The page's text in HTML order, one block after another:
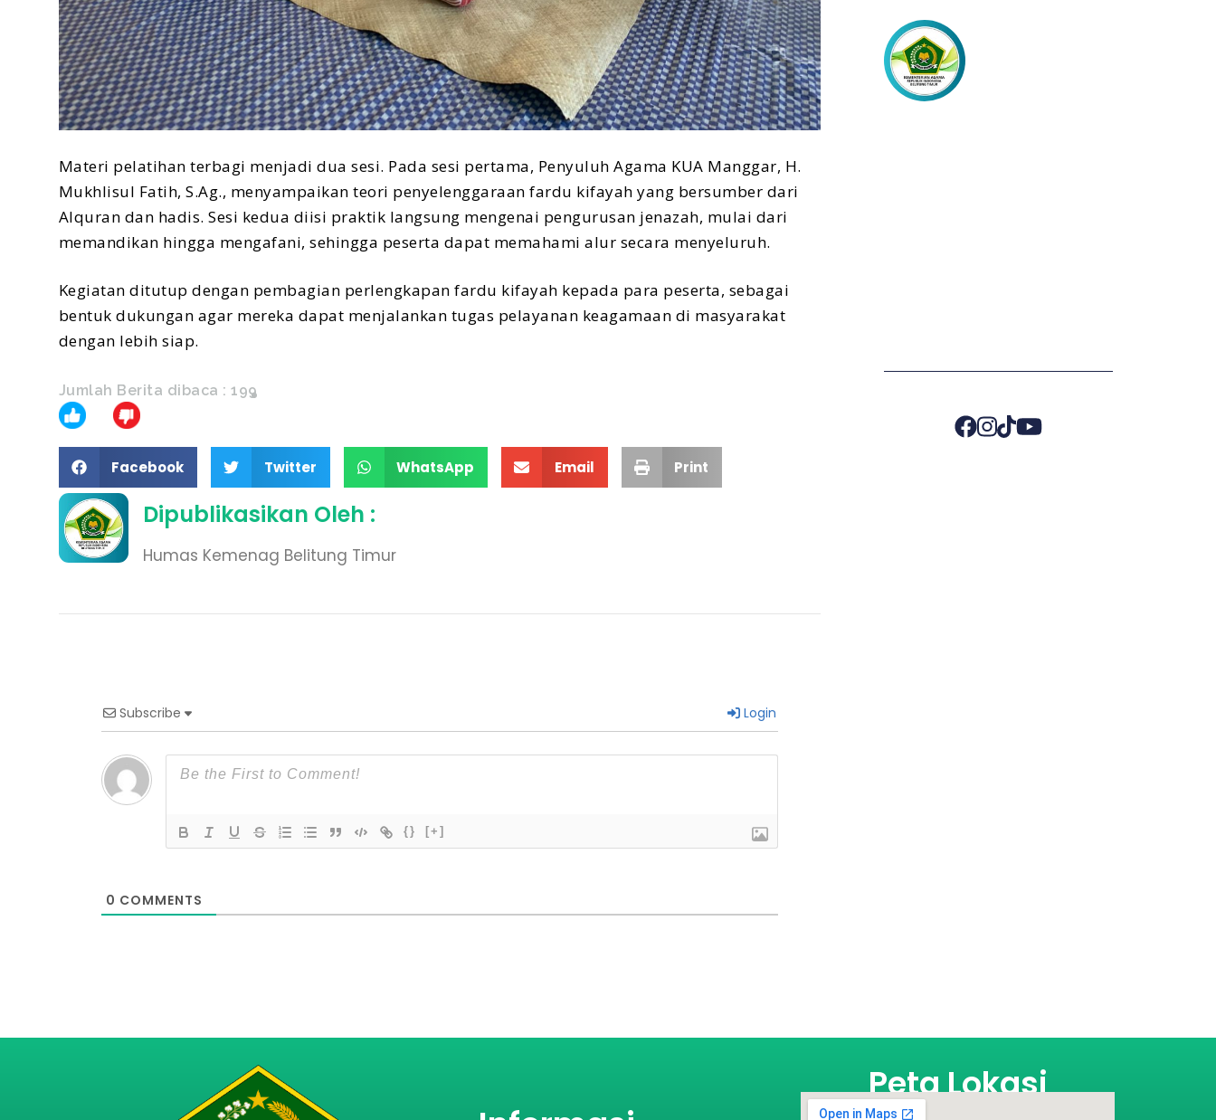
Materi pelatihan terbagi menjadi dua sesi. Pada sesi pertama, Penyuluh Agama KUA Manggar, H.
Mukhlisul Fatih, S.Ag., menyampaikan teori penyelenggaraan fardu kifayah yang bersumber dari
Alquran dan hadis. Sesi kedua diisi praktik langsung mengenai pengurusan jenazah, mulai dari
memandikan hingga mengafani, sehingga peserta dapat memahami alur secara menyeluruh.
Kegiatan ditutup dengan pembagian perlengkapan fardu kifayah kepada para peserta, sebagai
bentuk dukungan agar mereka dapat menjalankan tugas pelayanan keagamaan di masyarakat
dengan lebih siap.
Jumlah Berita dibaca : 199
Facebook Twitter WhatsApp Email Print
Dipublikasikan Oleh :
Humas Kemenag Belitung Timur
Subscribe Login
{} [+]
0 COMMENTS
Peta Lokasi